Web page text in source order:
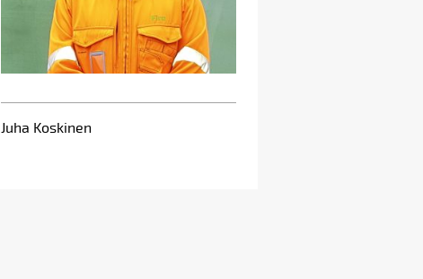
Juha Koskinen